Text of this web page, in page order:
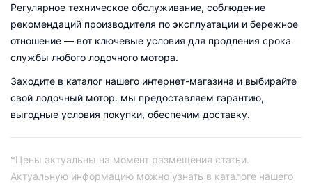
Регулярное техническое обслуживание, соблюдение
рекомендаций производителя по эксплуатации и бережное
отношение — вот ключевые условия для продления срока
службы любого лодочного мотора.
Заходите в каталог нашего интернет-магазина и выбирайте
свой лодочный мотор. мы предоставляем гарантию,
выгодные условия покупки, обеспечим доставку.
*Цены актуальны на момент размещения статьи.
Актуальную информацию можно узнать в каталоге нашего